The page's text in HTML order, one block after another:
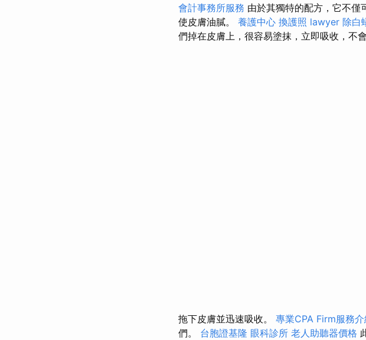
會計事務所服務 由於其獨特的配方，它不僅
使皮膚油膩。 養護中心 換護照 lawyer 除白
們掉在皮膚上，很容易塗抹，立即吸收，不
拖下皮膚並迅速吸收。 專業CPA Firm服務介
們。 台胞證基隆 眼科診所 老人助聽器價格